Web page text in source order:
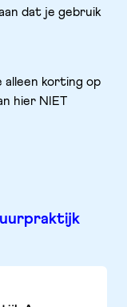
dat je gebruik
alleen korting op
hier NIET